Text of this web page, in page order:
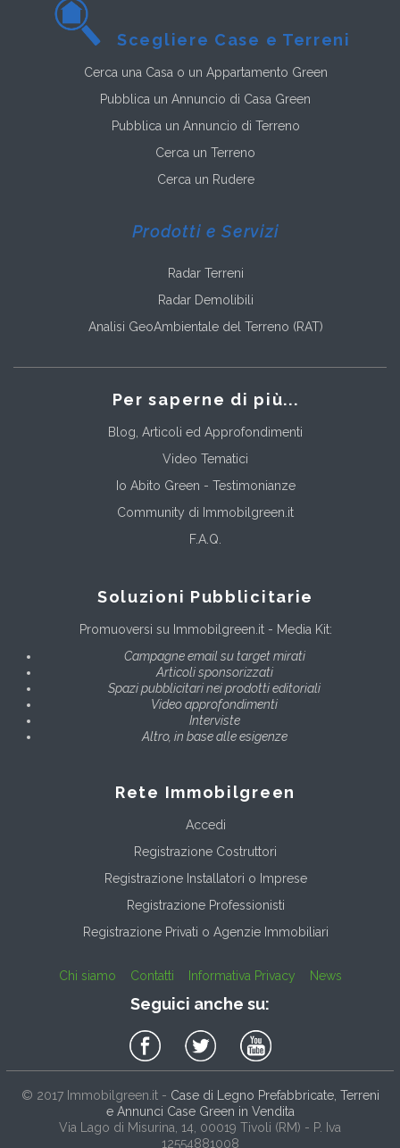
Scegliere Case e Terreni
Cerca una Casa o un Appartamento Green
Pubblica un Annuncio di Casa Green
Pubblica un Annuncio di Terreno
Cerca un Terreno
Cerca un Rudere
Prodotti e Servizi
Radar Terreni
Radar Demolibili
Analisi GeoAmbientale del Terreno (RAT)
Per saperne di più...
Blog, Articoli ed Approfondimenti
Video Tematici
Io Abito Green - Testimonianze
Community di Immobilgreen.it
F.A.Q.
Soluzioni Pubblicitarie
Promuoversi su Immobilgreen.it - Media Kit:
Campagne email su target mirati
Articoli sponsorizzati
Spazi pubblicitari nei prodotti editoriali
Video approfondimenti
Interviste
Altro, in base alle esigenze
Rete Immobilgreen
Accedi
Registrazione Costruttori
Registrazione Installatori o Imprese
Registrazione Professionisti
Registrazione Privati o Agenzie Immobiliari
Chi siamo Contatti Informativa Privacy News
Seguici anche su:
© 2017 Immobilgreen.it- Case di Legno Prefabbricate, Terreni
e Annunci Case Green in Vendita
Via Lago di Misurina, 14 , 00019 Tivoli (RM) - P. Iva
12554881008